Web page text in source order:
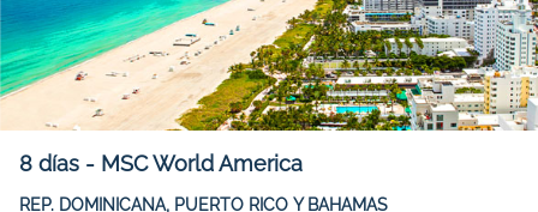
8 días - MSC World America
REP. DOMINICANA, PUERTO RICO Y BAHAMAS